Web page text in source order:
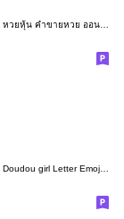
หวยหุ้น คำขายหวย ออนไลน์ อิโมจิ
Doudou girl Letter Emoji 2